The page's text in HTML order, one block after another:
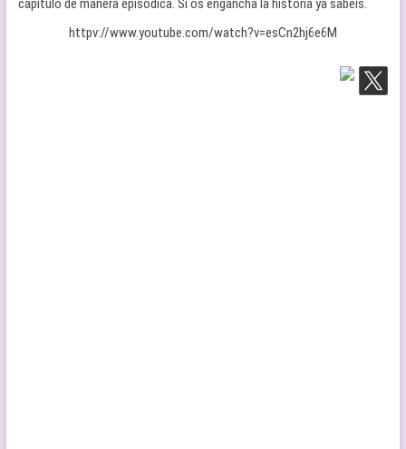
capitulo de manera episodica. Si os engancha la historia ya sabeis.
httpv://www.youtube.com/watch?v=esCn2hj6e6M